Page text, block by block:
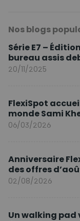
Nos blogs
Série E7 –
bureau assis
20/11/2025
FlexiSpot
monde Sami
ambassadeur
06/03/2026
Anniversaire
des offres
02/08/2026
Un walking